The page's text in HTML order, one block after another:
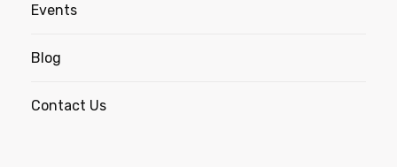
Events
Blog
Contact Us